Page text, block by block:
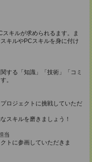
キルが求められるます。ま
キルやPCスキルを身に付け
する「知識」「技術」「コミ
。
ロジェクトに挑戦していただ
スキルを磨きましょう！
当
トに参画していただきま